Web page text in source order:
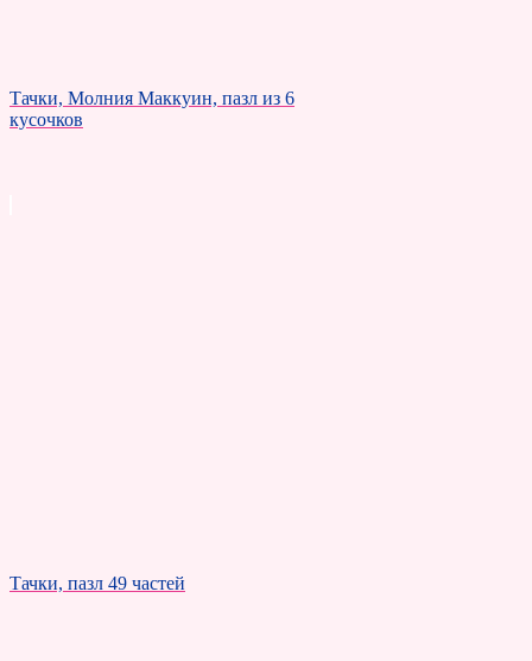
Тачки, Молния Маккуин, пазл из 6
кусочков
Тачки, пазл 49 частей